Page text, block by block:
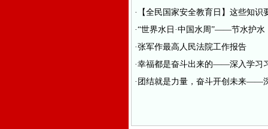
·【全民国家安全教育日】这些知
·“世界水日·中国水周”——节水护水
·张军作最高人民法院工作报告
·幸福都是奋斗出来的——深入学习
·团结就是力量，奋斗开创未来——